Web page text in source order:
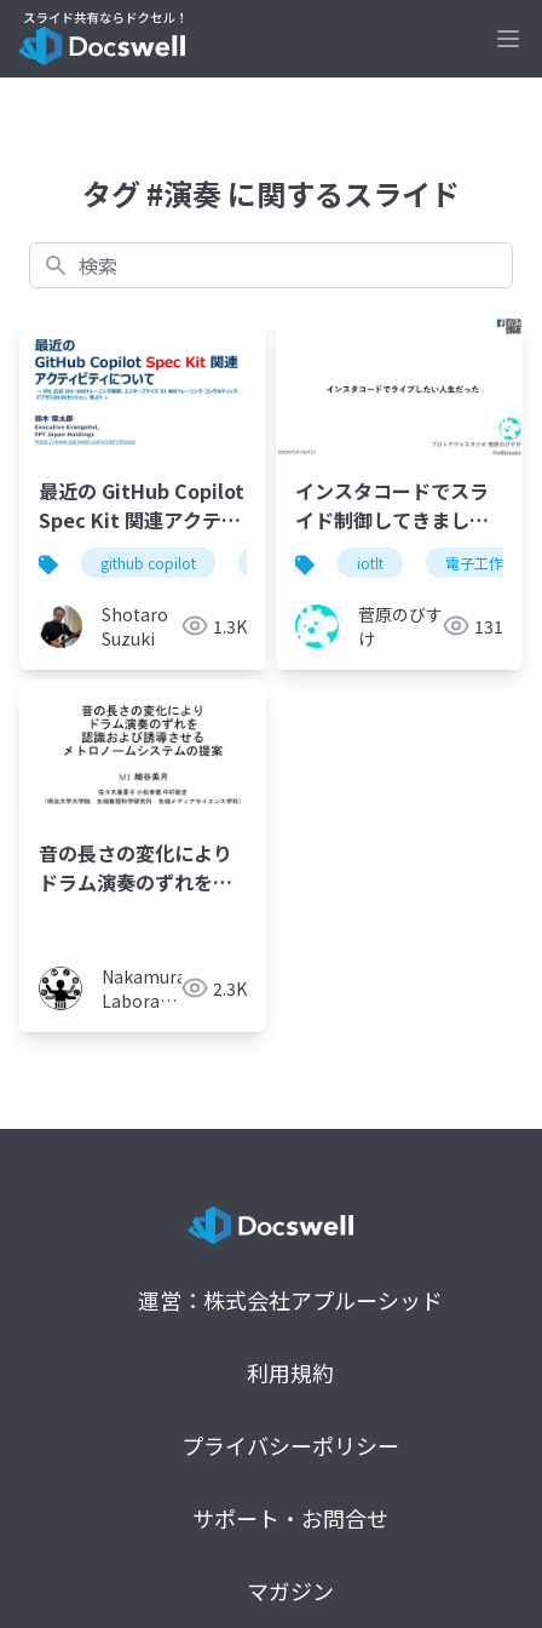
タグ #演奏 に関するスライド
検索
最近の GitHub Copilot
Spec Kit 関連アクティ
ビティについて
github copilot spec kit sdd 仕様駆動開発
Shotaro
Suzuki
1.3K
インスタコードでスラ
イド制御してきまし
た。
iotlt 電子工作
菅原のびす
け
131
音の長さの変化により
ドラム演奏のずれを認
提案
Nakamura
Laboratory
2.3K
運営：株式会社アプルーシッド
利用規約
プライバシーポリシー
サポート・お問合せ
マガジン